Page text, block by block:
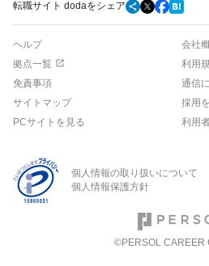
転職サイト dodaをシェア
ヘルプ
会社
拠点一覧
利用
免責事項
通信
サイトマップ
採用
PCサイトを見る
利用
個人情報の取り扱いについて
個人情報保護方針
©PERSOL CAREER